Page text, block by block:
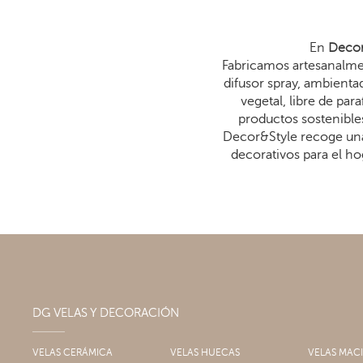
En
Fabricamos
difusor spray,
vegetal, libre de
productos
Decor&Style recoge
decorativos para el
DG VELAS Y DECORACIÓN
VELAS CERÁMICA VELAS HUECAS VELAS